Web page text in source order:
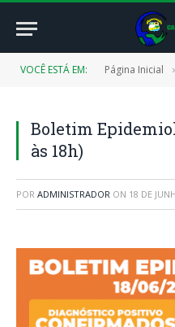
VOCÊ ESTÁ EM: Página Inicial
Boletim
às 18h)
POR ADMINISTRADOR ON 18 DE